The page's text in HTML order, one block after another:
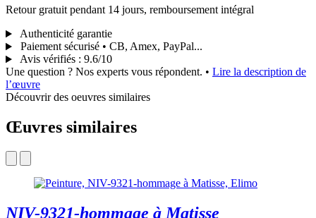
Retour gratuit pendant 14 jours, remboursement intégral
Authenticité garantie
Paiement sécurisé • CB, Amex, PayPal...
Avis vérifiés : 9.6/10
Une question ? Nos experts vous répondent. • Lire la description de
l’œuvre
Découvrir des oeuvres similaires
Œuvres similaires
NIV-9321-hommage à Matisse